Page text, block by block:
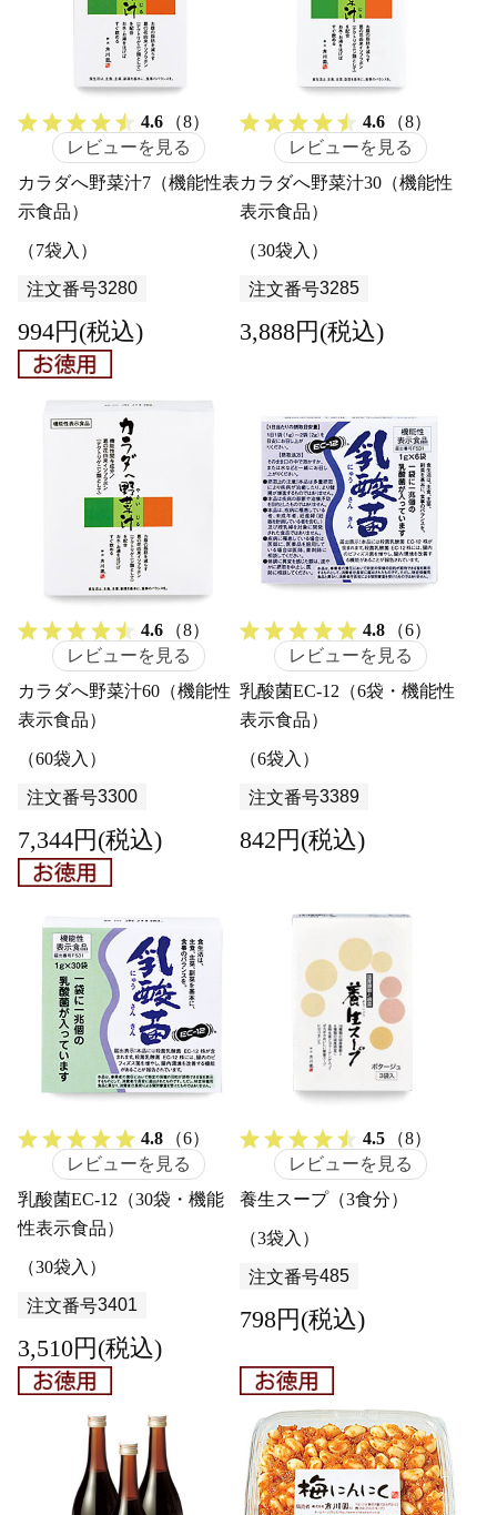
4.6
（8）
レビューを見る
カラダへ野菜汁7（機能性表
示食品）
（7袋入）
注文番号3280
994円(税込)
4.6
（8）
レビューを見る
カラダへ野菜汁30（機能性
表示食品）
（30袋入）
注文番号3285
3,888円(税込)
4.6
（8）
レビューを見る
カラダへ野菜汁60（機能性
表示食品）
（60袋入）
注文番号3300
7,344円(税込)
4.8
（6）
レビューを見る
乳酸菌EC-12（6袋・機能性
表示食品）
（6袋入）
注文番号3389
842円(税込)
4.8
（6）
レビューを見る
乳酸菌EC-12（30袋・機能
性表示食品）
（30袋入）
注文番号3401
3,510円(税込)
4.5
（8）
レビューを見る
養生スープ（3食分）
（3袋入）
注文番号485
798円(税込)